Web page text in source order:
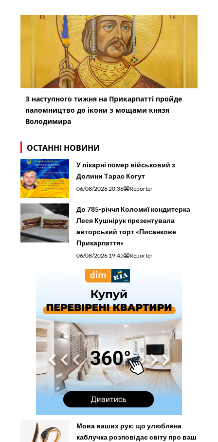
З наступного тижня на Прикарпатті пройде
паломництво до ікони з мощами князя
Володимира
ОСТАННІ НОВИНИ
У лікарні помер військовий з
Долини Тарас Когут
06/08/2026 20:36 Reporter
До 785-річчя Коломиї кондитерка
Леся Кушнірук презентувала
авторський торт «Писанкове
Прикарпаття»
06/08/2026 19:45 Reporter
Мова ваших рук: що улюблена
каблучка розповідає світу про ваш